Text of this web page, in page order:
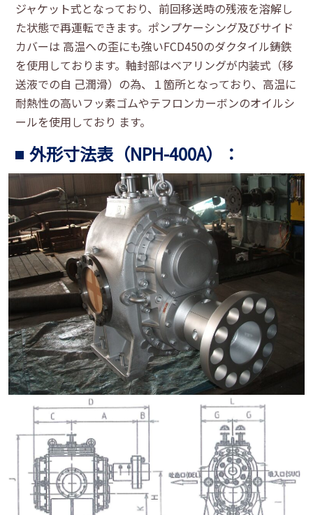
ジャケット式となっており、前回移送時の残液を溶解し
た状態で再運転できます。ポンプケーシング及びサイド
カバーは 高温への歪にも強いFCD450のダクタイル鋳鉄
を使用しております。軸封部はベアリングが内装式（移
送液での自 己潤滑）の為、１箇所となっており、高温に
耐熱性の高いフッ素ゴムやテフロンカーボンのオイルシ
ールを使用しており ます。
外形寸法表（NPH-400A）：